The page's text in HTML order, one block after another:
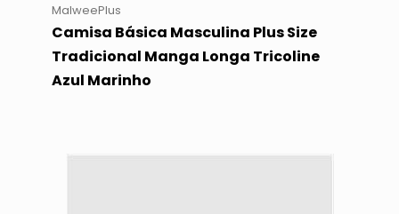
MalweePlus
Camisa Básica Masculina Plus Size
Tradicional Manga Longa Tricoline
Azul Marinho